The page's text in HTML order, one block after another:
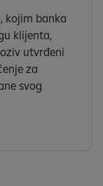
kojim banka
klijenta,
utvrđeni
za
svog